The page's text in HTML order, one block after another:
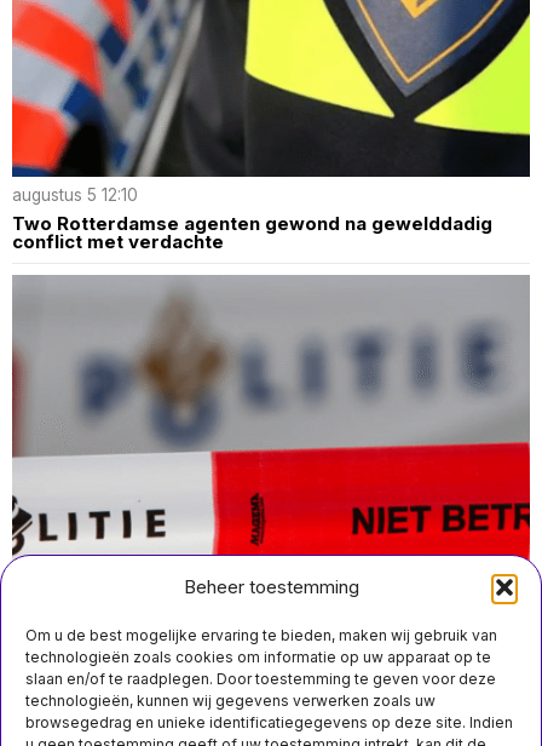
Beheer toestemming
Om u de best mogelijke ervaring te bieden, maken wij gebruik van
technologieën zoals cookies om informatie op uw apparaat op te
slaan en/of te raadplegen. Door toestemming te geven voor deze
technologieën, kunnen wij gegevens verwerken zoals uw
browsegedrag en unieke identificatiegegevens op deze site. Indien
augustus 5 12:10
Two Rotterdamse agenten gewond na gewelddadig
conflict met verdachte
juli 20 11:20
Zeventien- en achttienjarige meisjes omgekomen bij